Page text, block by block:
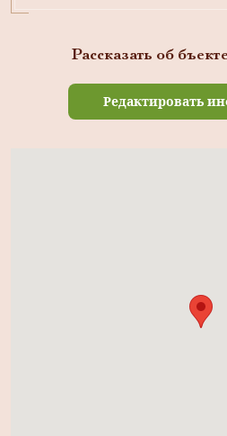
Рассказать об бъекте
Редактировать